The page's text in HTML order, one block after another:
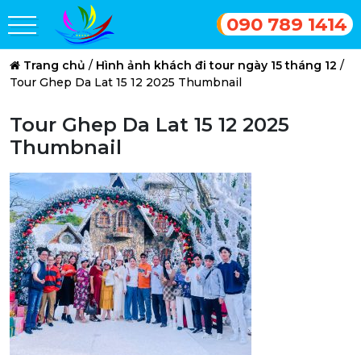
090 789 1414
Trang chủ / Hình ảnh khách đi tour ngày 15 tháng 12 /
Tour Ghep Da Lat 15 12 2025 Thumbnail
Tour Ghep Da Lat 15 12 2025
Thumbnail